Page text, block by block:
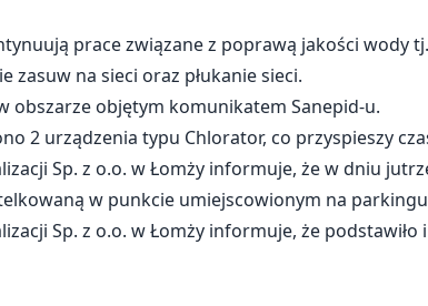
prace związane z poprawą jakości
na sieci oraz płukanie sieci.
obszarze objętym komunikatem Sanepid-u.
2 urządzenia typu Chlorator, co przyspieszy
Sp. z o.o. w Łomży informuje, że w dniu
w punkcie umiejscowionym na
Sp. z o.o. w Łomży informuje, że